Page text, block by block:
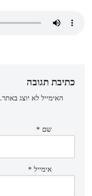
כתיבת תגובה
האימייל לא יוצג באתר.
שם *
אימייל *